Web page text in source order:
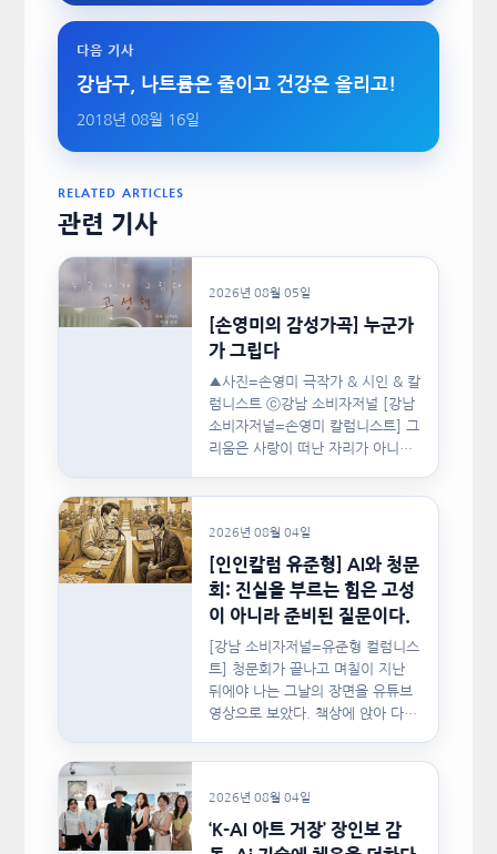
다음 기사
강남구, 나트륨은 줄이고 건강은 올리고!
2018년 08월 16일
RELATED ARTICLES
관련 기사
2026년 08월 05일
[손영미의 감성가곡] 누군가
가 그립다
▲사진=손영미 극작가 & 시인 & 칼
럼니스트 ⓒ강남 소비자저널 [강남
소비자저널=손영미 칼럼니스트] 그
리움은 사랑이 떠난 자리가 아니라,
2026년 08월 04일
[인인칼럼 유준형] AI와 청문
회: 진실을 부르는 힘은 고성
이 아니라 준비된 질문이다.
[강남 소비자저널=유준형 컬럼니스
트] 청문회가 끝나고 며칠이 지난
뒤에야 나는 그날의 장면을 유튜브
영상으로 보았다. 책상에 앉아 다른
2026년 08월 04일
‘K-AI 아트 거장’ 장인보 감